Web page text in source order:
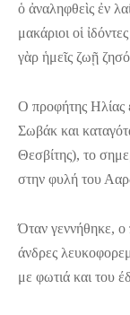
ὁ ἀναληφθεὶς ἐν
μακάριοι οἱ
γὰρ ἡμεῖς ζωῇ
Ο προφήτης Ηλίας
Σωβάκ και
Θεσβίτης), το
στην φυλή του
Όταν γεννήθηκε, ο
άνδρες
με φωτιά και του